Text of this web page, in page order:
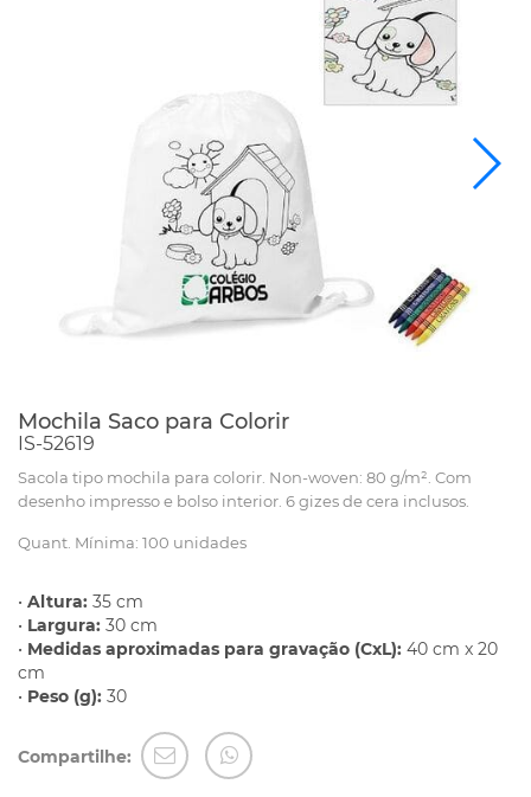
Mochila Saco para Colorir
IS-52619
Sacola tipo mochila para colorir. Non-woven: 80 g/m². Com
desenho impresso e bolso interior. 6 gizes de cera inclusos.
Quant. Mínima: 100 unidades
• Altura: 35 cm
• Largura: 30 cm
• Medidas aproximadas para gravação (CxL): 40 cm x 20
cm
• Peso (g): 30
Compartilhe: